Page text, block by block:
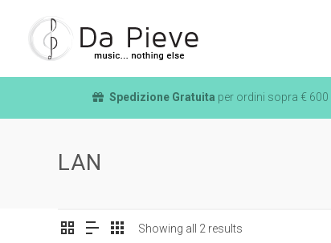
Spedizione Gratuita per ordini sopra € 600
LAN
Showing all 2 results